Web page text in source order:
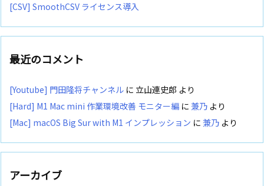
[CSV] SmoothCSV ライセンス導入
最近のコメント
[Youtube] 門田隆将チャンネル に 立山連史郎 より
[Hard] M1 Mac mini 作業環境改善 モニター編 に 兼乃 より
[Mac] macOS Big Sur with M1 インプレッション に 兼乃 より
アーカイブ